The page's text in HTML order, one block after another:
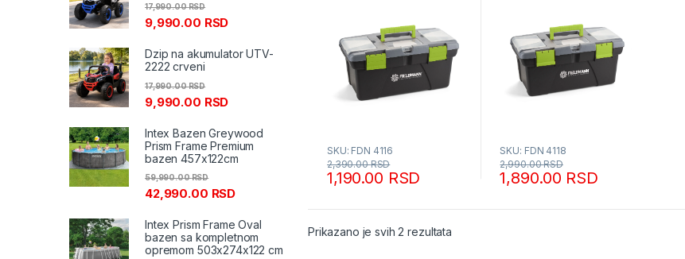
SKU: FDN 4116
1,190.00 RSD
2,390.00RSD
SKU: FDN 4118
1,890.00 RSD
2,990.00RSD
Prikazano je svih 2 rezultataSortirano po popularnosti
9,990.00 RSD
17,990.00RSD
Dzip na akumulator UTV-
2222 crveni
9,990.00 RSD
17,990.00RSD
Intex Bazen Greywood
Prism Frame Premium
bazen 457x122cm
42,990.00 RSD
59,990.00RSD
Intex Prism Frame Oval
bazen sa kompletnom
opremom 503x274x122 cm